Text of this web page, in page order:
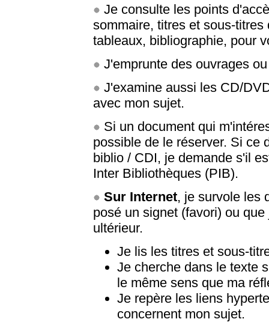
Je consulte les points
sommaire, titres et sous-
tableaux, bibliographie, pour
J'emprunte des ouvrages
J'examine aussi les CD/
avec mon sujet.
Si un document qui
possible de le réserver. Si ce
biblio / CDI, je demande s'il
Inter Bibliothèques (PIB).
Sur Internet, je survole les
posé un signet (favori) ou
ultérieur.
Je lis les titres et sous-
Je cherche dans le texte
le même sens que ma
Je repère les liens
concernent mon sujet.